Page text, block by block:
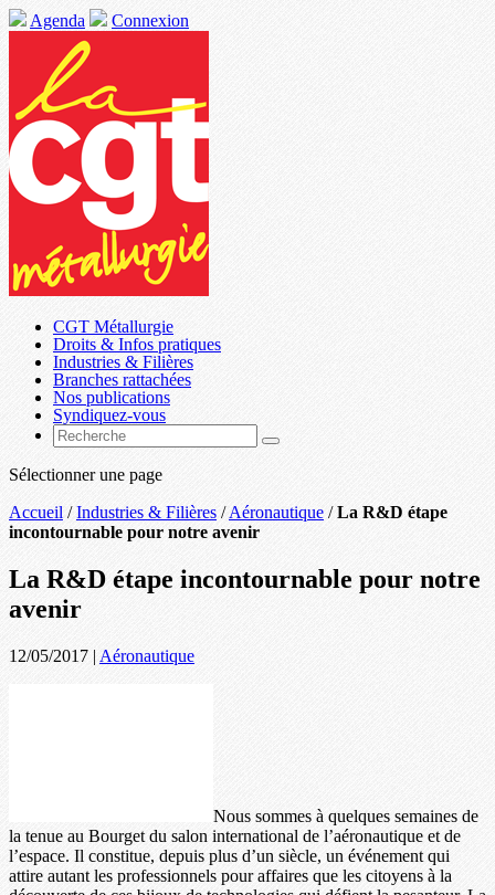
Agenda Connexion
CGT Métallurgie
Droits & Infos pratiques
Industries & Filières
Branches rattachées
Nos publications
Syndiquez-vous
Sélectionner une page
Accueil /Industries & Filières /Aéronautique /La R&D étape
incontournable pour notre avenir
La R&D étape incontournable pour notre
avenir
12/05/2017 | Aéronautique
Nous sommes à quelques semaines de
la tenue au Bourget du salon international de l’aéronautique et de
l’espace. Il constitue, depuis plus d’un siècle, un événement qui
attire autant les professionnels pour affaires que les citoyens à la